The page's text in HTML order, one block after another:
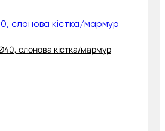
слонова кістка/мармур